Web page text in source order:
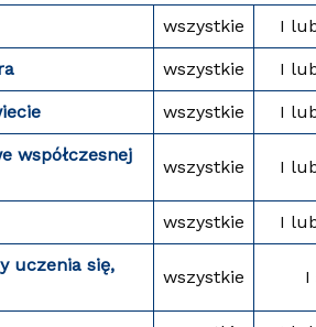
wszystkie I
wszystkie I
wszystkie I
współczesnej
wszystkie I
wszystkie I
uczenia się,
wszystkie I